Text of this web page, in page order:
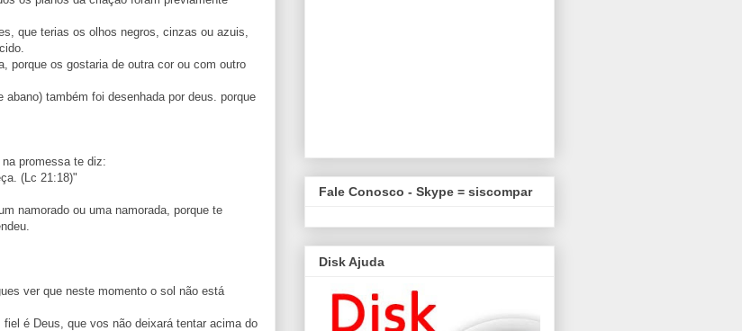
que terias os olhos negros, cinzas ou azuis,
porque os gostaria de outra cor ou com outro
também foi desenhada por deus. porque
promessa te diz:
(Lc 21:18)"
namorado ou uma namorada, porque te
ver que neste momento o sol não está
é Deus, que vos não deixará tentar acima do
Fale Conosco - Skype = siscompar
Disk Ajuda